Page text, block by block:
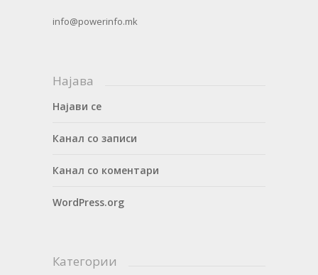
info@powerinfo.mk
Најава
Најави се
Канал со записи
Канал со коментари
WordPress.org
Категории